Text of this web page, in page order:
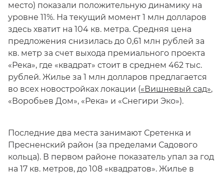
место) показали положительную динамику на
уровне 11%. На текущий момент 1 млн долларов
здесь хватит на 104 кв. метра. Средняя цена
предложения снизилась до 0,61 млн рублей за
кв. метр за счет выхода премиального проекта
«Река», где «квадрат» стоит в среднем 462 тыс.
рублей. Жилье за 1 млн долларов предлагается
во всех новостройках локации («Вишневый сад»,
«Воробьев Дом», «Река» и «Снегири Эко»).
Последние два места занимают Сретенка и
Пресненский район (за пределами Садового
кольца). В первом районе показатель упал за год
на 17 кв. метров, до 108 «квадратов». Жилье в